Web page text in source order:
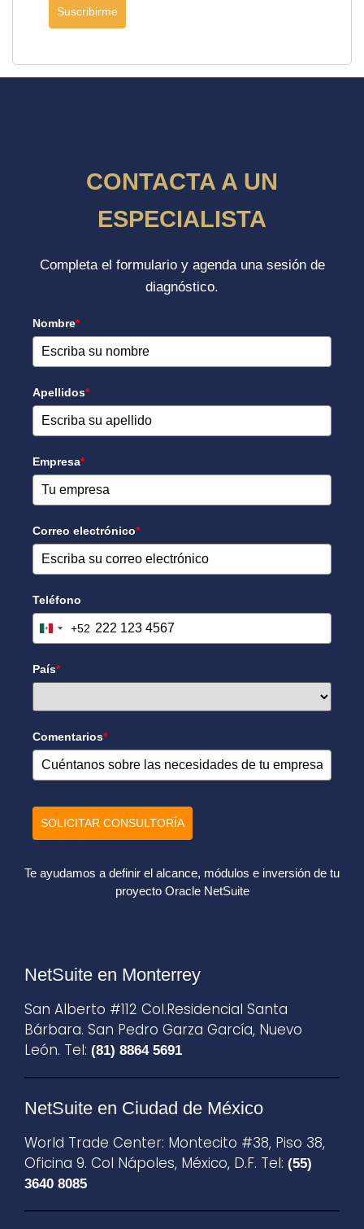
Suscribirme
CONTACTA A UN
ESPECIALISTA
Completa el formulario y agenda una sesión de
diagnóstico.
Nombre*
Apellidos*
Empresa*
Correo electrónico*
Teléfono
Mexico +52
+52
País*
Comentarios*
SOLICITAR CONSULTORÍA
Te ayudamos a definir el alcance, módulos e inversión de tu
proyecto Oracle NetSuite
NetSuite en Monterrey
San Alberto #112 Col.Residencial Santa
Bárbara. San Pedro Garza García, Nuevo
León. Tel: (81) 8864 5691
NetSuite en Ciudad de México
World Trade Center: Montecito #38, Piso 38,
Oficina 9. Col Nápoles, México, D.F. Tel: (55)
3640 8085